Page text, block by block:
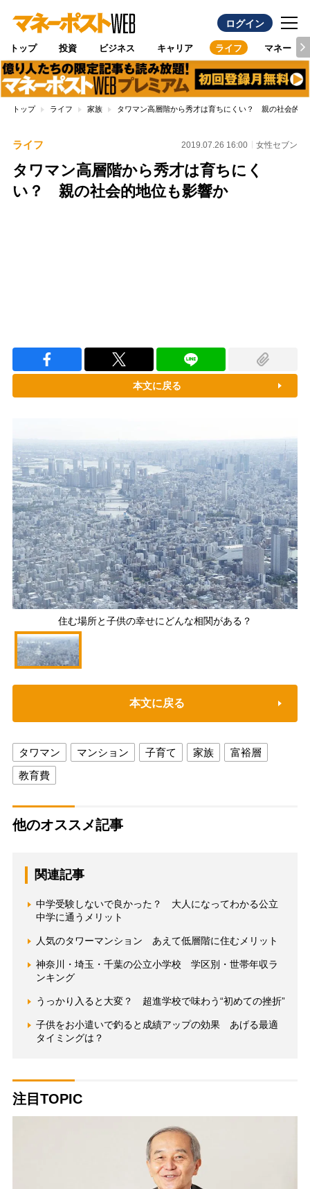
ログイン
トップ 投資 ビジネス キャリア ライフ マネー
トップ ライフ 家族 タワマン高層階から秀才は育ちにくい？ 親の社会的地
ライフ 2019.07.26 16:00 女性セブン
タワマン高層階から秀才は育ちにく
い？ 親の社会的地位も影響か
本文に戻る
住む場所と子供の幸せにどんな相関がある？
本文に戻る
タワマン マンション 子育て 家族
富裕層
教育費
他のオススメ記事
関連記事
中学受験しないで良かった？ 大人になってわかる公立
中学に通うメリット
人気のタワーマンション あえて低層階に住むメリット
神奈川・埼玉・千葉の公立小学校 学区別・世帯年収ラ
ンキング
うっかり入ると大変？ 超進学校で味わう“初めての挫折”
子供をお小遣いで釣ると成績アップの効果 あげる最適
タイミングは？
注目TOPIC